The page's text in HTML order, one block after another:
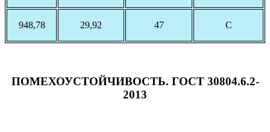
948,78 29,92 47 С
ПОМЕХОУСТОЙЧИВОСТЬ. ГОСТ 30804.6.2-
2013